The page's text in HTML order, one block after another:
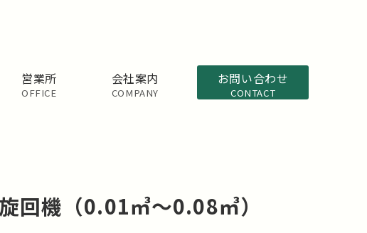
営業所
OFFICE
会社案内
COMPANY
お問い合わせ
CONTACT
機（0.01㎥～0.08㎥）